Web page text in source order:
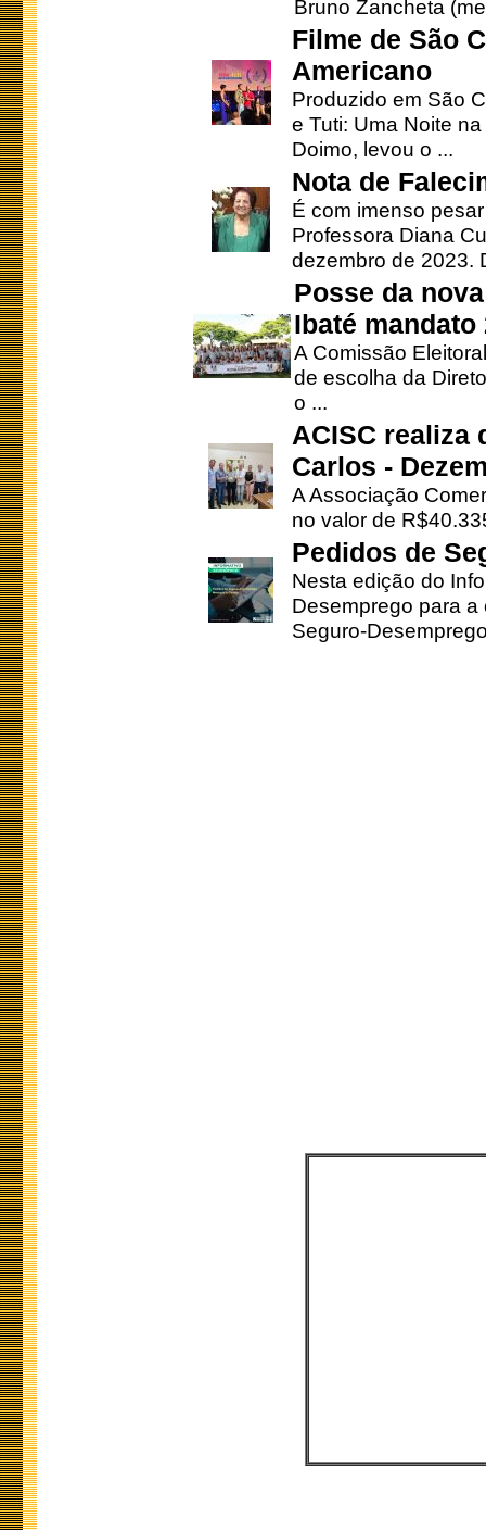
Bruno Zancheta
Filme de São
Americano
Produzido em São
e Tuti: Uma Noite
Doimo, levou o ...
Nota de
É com imenso
Professora Diana
dezembro de 2023.
Posse da
Ibaté mandato
A Comissão
de escolha da
o ...
ACISC realiza
Carlos -
A Associação
no valor de
Pedidos de
Nesta edição do
Desemprego para
Seguro-